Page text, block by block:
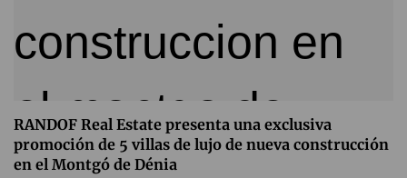
RANDOF Real Estate presenta una exclusiva
promoción de 5 villas de lujo de nueva construcción
en el Montgó de Dénia